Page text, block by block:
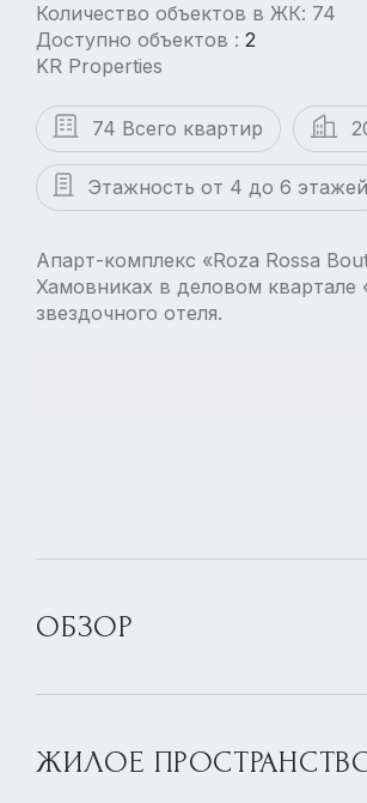
Количество объектов в ЖК: 74
Доступно объектов : 2
KR Properties
74 Всего квартир
Этажность от 4 до 6 этажей
Апарт-комплекс «Roza Rossa
Хамовниках в деловом квартале
звездочного отеля.
ОБЗОР
ЖИЛОЕ